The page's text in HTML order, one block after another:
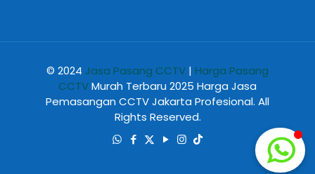
© 2024 Jasa Pasang CCTV | Harga Pasang
CCTVMurah Terbaru 2025 Harga Jasa
Pemasangan CCTV Jakarta Profesional. All
Rights Reserved.